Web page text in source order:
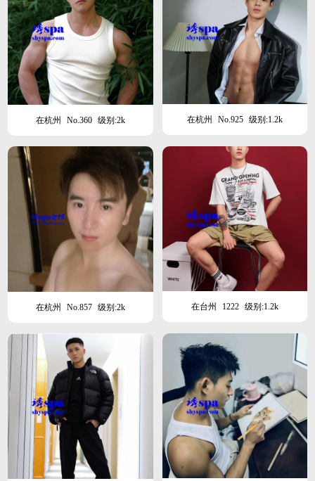
在杭州 No.360 级别:2k 在杭州 No.925 级别:1.2k
在杭州 No.857 级别:2k 在台州 1222 级别:1.2k